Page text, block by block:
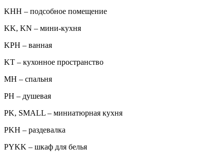
KHH – подсобное помещение
KK, KN – мини-кухня
KPH – ванная
KT – кухонное пространство
MH – спальня
PH – душевая
PK, SMALL – миниатюрная кухня
PKH – раздевалка
PYKK – шкаф для белья